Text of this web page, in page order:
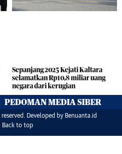
Sepanjang 2025 Kejati Kaltara
selamatkan Rp10,8 miliar uang
negara dari kerugian
PEDOMAN MEDIA SIBER
Developed by Benuanta.id
Back to top